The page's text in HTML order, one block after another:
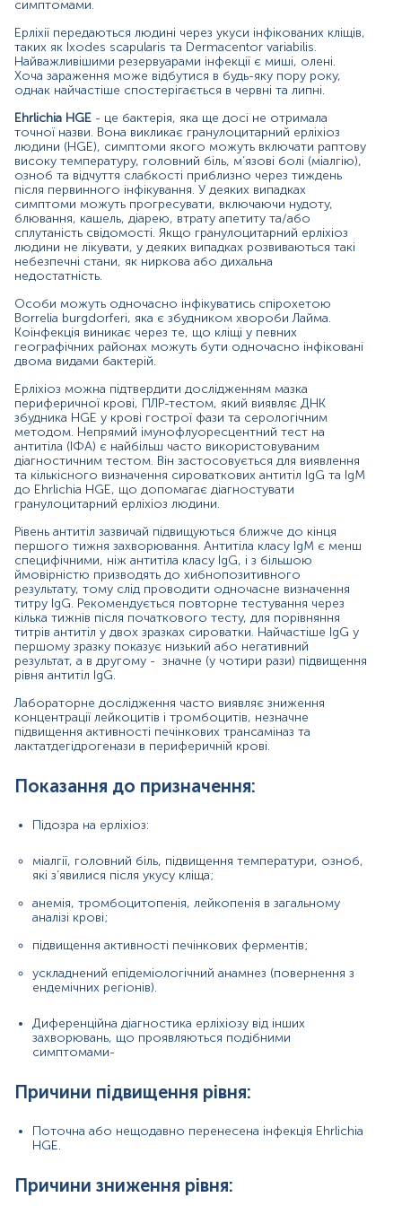
Рівень антитіл зазвичай підвищуються ближче до кінця
першого тижня захворювання. Антитіла класу IgM є
менш специфічними, ніж антитіла класу IgG, і з більшою
ймовірністю призводять до хибнопозитивного
результату, тому слід проводити одночасне
визначення титру IgG. Рекомендується повторне
тестування через кілька тижнів після початкового
тесту, для порівняння титрів антитіл у двох зразках
сироватки. Найчастіше IgG у першому зразку показує
низький або негативний результат, а в другому -
значне (у чотири рази) підвищення рівня антитіл IgG.
Лабораторне дослідження часто виявляє зниження
концентрації лейкоцитів і тромбоцитів, незначне
підвищення активності печінкових трансаміназ та
лактатдегідрогенази в периферичній крові.
Показання до призначення:
Підозра на ерліхіоз:
міалгії, головний біль, підвищення температури,
озноб, які з’явилися після укусу кліща;
анемія, тромбоцитопенія, лейкопенія в
загальному аналізі крові;
підвищення активності печінкових ферментів;
ускладнений епідеміологічний анамнез
(повернення з ендемічних регіонів).
Диференційна діагностика ерліхіозу від інших
захворювань, що проявляються подібними
симптомами-
Причини підвищення рівня:
Поточна або нещодавно перенесена інфекція
Ehrlichia HGE.
Причини зниження рівня:
Однак, у деяких випадках, можуть зустрічатися
хибнонегативні результати:
синтезуватися;
елімінувалися з організму;
раннє застосування антимікробної терапії.
Матеріал
сироватка крові
Маркер
Загальна характеристика
Інтерпретація
Маркер
симптомами.
Ерліхії передаються людині через укуси інфікованих кліщів,
таких як Ixodes scapularis та Dermacentor variabilis.
Найважливішими резервуарами інфекції є миші, олені.
Хоча зараження може відбутися в будь-яку пору року,
однак найчастіше спостерігається в червні та липні.
Ehrlichia HGE - це бактерія, яка ще досі не отримала
точної назви. Вона викликає гранулоцитарний ерліхіоз
людини (HGE), симптоми якого можуть включати раптову
високу температуру, головний біль, м’язові болі (міалгію),
озноб та відчуття слабкості приблизно через тиждень
після первинного інфікування. У деяких випадках
симптоми можуть прогресувати, включаючи нудоту,
блювання, кашель, діарею, втрату апетиту та/або
сплутаність свідомості. Якщо гранулоцитарний ерліхіоз
людини не лікувати, у деяких випадках розвиваються такі
небезпечні стани, як ниркова або дихальна
недостатність.
Особи можуть одночасно інфікуватись спірохетою
Borrelia burgdorferі, яка є збудником хвороби Лайма.
Коінфекція виникає через те, що кліщі у певних
географічних районах можуть бути одночасно інфіковані
двома видами бактерій.
Ерліхіоз можна підтвердити дослідженням мазка
периферичної крові, ПЛР-тестом, який виявляє ДНК
збудника HGE у крові гострої фази та серологічним
методом. Непрямий імунофлуоресцентний тест на
антитіла (ІФА) є найбільш часто використовуваним
діагностичним тестом. Він застосовується для виявлення
та кількісного визначення сироваткових антитіл IgG та IgM
до Ehrlichia HGE, що допомагає діагностувати
гранулоцитарний ерліхіоз людини.
Рівень антитіл зазвичай підвищуються ближче до кінця
першого тижня захворювання. Антитіла класу IgM є менш
специфічними, ніж антитіла класу IgG, і з більшою
ймовірністю призводять до хибнопозитивного
результату, тому слід проводити одночасне визначення
титру IgG. Рекомендується повторне тестування через
кілька тижнів після початкового тесту, для порівняння
титрів антитіл у двох зразках сироватки. Найчастіше IgG у
першому зразку показує низький або негативний
результат, а в другому - значне (у чотири рази) підвищення
рівня антитіл IgG.
Лабораторне дослідження часто виявляє зниження
концентрації лейкоцитів і тромбоцитів, незначне
підвищення активності печінкових трансаміназ та
лактатдегідрогенази в периферичній крові.
Показання до призначення:
Підозра на ерліхіоз:
міалгії, головний біль, підвищення температури, озноб,
які з’явилися після укусу кліща;
анемія, тромбоцитопенія, лейкопенія в загальному
аналізі крові;
підвищення активності печінкових ферментів;
ускладнений епідеміологічний анамнез (повернення з
ендемічних регіонів).
Диференційна діагностика ерліхіозу від інших
захворювань, що проявляються подібними
симптомами-
Причини підвищення рівня:
Поточна або нещодавно перенесена інфекція Ehrlichia
HGE.
Причини зниження рівня: